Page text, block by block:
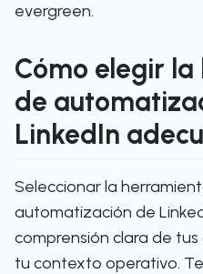
evergreen.
Cómo elegir
de
LinkedIn
Seleccionar la
automatización de
comprensión clara de
tu contexto operativo.